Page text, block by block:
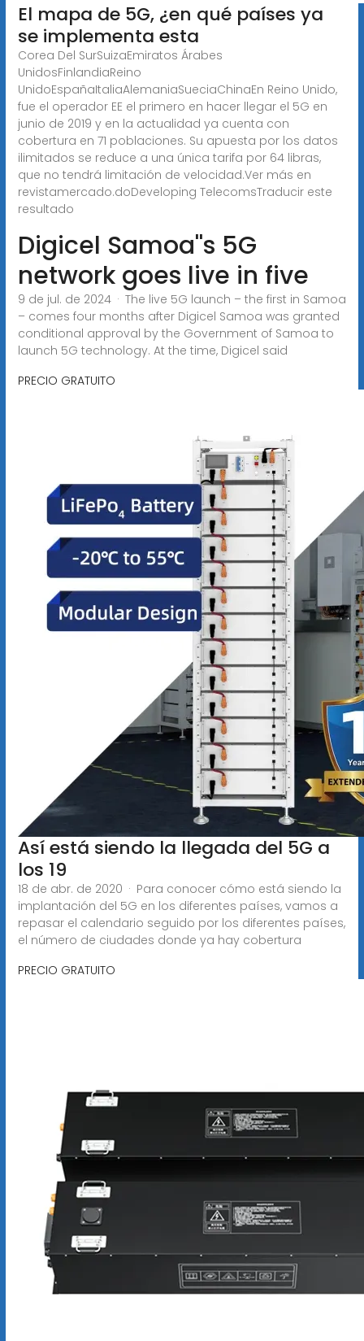
El mapa de 5G, ¿en qué países ya
se implementa esta
Corea Del SurSuizaEmiratos Árabes
UnidosFinlandiaReino
UnidoEspañaItaliaAlemaniaSueciaChinaEn Reino Unido,
fue el operador EE el primero en hacer llegar el 5G en
junio de 2019 y en la actualidad ya cuenta con
cobertura en 71 poblaciones. Su apuesta por los datos
ilimitados se reduce a una única tarifa por 64 libras,
que no tendrá limitación de velocidad.Ver más en
revistamercado.doDeveloping TelecomsTraducir este
resultado
Digicel Samoa''s 5G
network goes live in five
9 de jul. de 2024 · The live 5G launch – the first in Samoa
– comes four months after Digicel Samoa was granted
conditional approval by the Government of Samoa to
launch 5G technology. At the time, Digicel said
PRECIO GRATUITO
Así está siendo la llegada del 5G a
los 19
18 de abr. de 2020 · Para conocer cómo está siendo la
implantación del 5G en los diferentes países, vamos a
repasar el calendario seguido por los diferentes países,
el número de ciudades donde ya hay cobertura
PRECIO GRATUITO